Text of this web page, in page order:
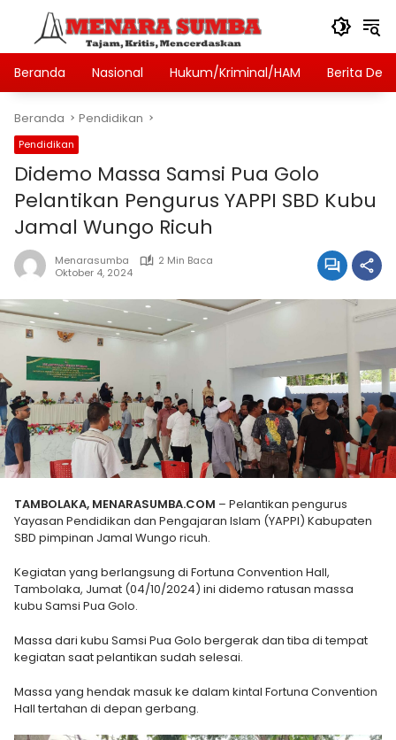
Langsung
konten
Beranda
Nasional Hukum/Kriminal/HAM Berita Desa
Beranda Pendidikan
Pendidikan
Didemo Massa Samsi Pua Golo
Pelantikan Pengurus YAPPI SBD Kubu
Jamal Wungo Ricuh
Menarasumba
2 Min Baca
Oktober 4, 2024
TAMBOLAKA, MENARASUMBA.COM – Pelantikan pengurus
Yayasan Pendidikan dan Pengajaran Islam (YAPPI) Kabupaten
SBD pimpinan Jamal Wungo ricuh.
Kegiatan yang berlangsung di Fortuna Convention Hall,
Tambolaka, Jumat (04/10/2024) ini didemo ratusan massa
kubu Samsi Pua Golo.
Massa dari kubu Samsi Pua Golo bergerak dan tiba di tempat
kegiatan saat pelantikan sudah selesai.
Massa yang hendak masuk ke dalam kintal Fortuna Convention
Hall tertahan di depan gerbang.